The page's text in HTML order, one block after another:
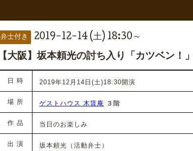
弁士付き 2019-12-14 (土) 18:30～
【大阪】坂本頼光の討ち入り「カツベン！
日 時 2019年12月14日(土)18:30開演
場 所 ゲストハウス 木賃庵 ３階
作 品 当日のお楽しみ
出 演 坂本頼光（活動弁士）